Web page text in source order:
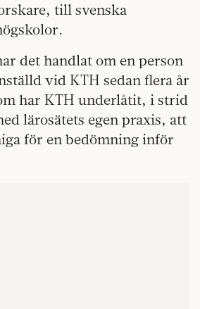
till svenska
det handlat om en person
vid KTH sedan flera år
har KTH underlåtit, i strid
lärosätets egen praxis, att
för en bedömning inför